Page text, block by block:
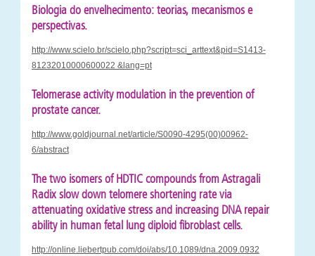
Biologia do envelhecimento: teorias, mecanismos e
perspectivas.
http://www.scielo.br/scielo.php?script=sci_arttext&pid=S1413-
81232010000600022 &lang=pt
Telomerase activity modulation in the prevention of
prostate cancer.
http://www.goldjournal.net/article/S0090-4295(00)00962-
6/abstract
The two isomers of HDTIC compounds from Astragali
Radix slow down telomere shortening rate via
attenuating oxidative stress and increasing DNA repair
ability in human fetal lung diploid fibroblast cells.
http://online.liebertpub.com/doi/abs/10.1089/dna.2009.0932